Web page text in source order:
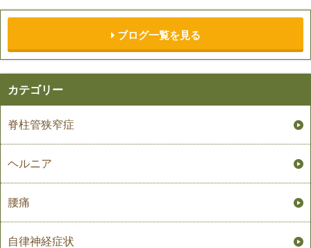
ブログ一覧を見る
カテゴリー
脊柱管狭窄症
ヘルニア
腰痛
自律神経症状